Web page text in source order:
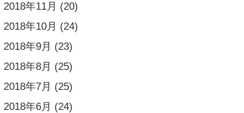
2018年11月 (20)
2018年10月 (24)
2018年9月 (23)
2018年8月 (25)
2018年7月 (25)
2018年6月 (24)